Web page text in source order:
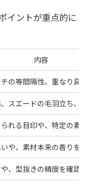
イントが重点的に
内容
の等間隔性、重なり具
スエードの毛羽立ち、
れる目印や、特定の素
や、素材本来の香りを
、型抜きの精度を確認